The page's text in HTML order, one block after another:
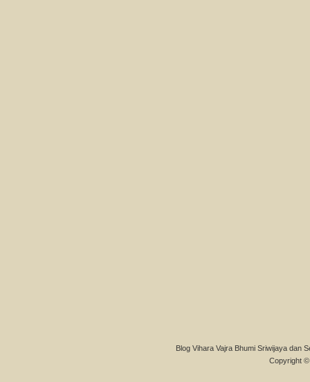
Blog Vihara Vajra Bhumi Sriwijaya dan
Copyright ©